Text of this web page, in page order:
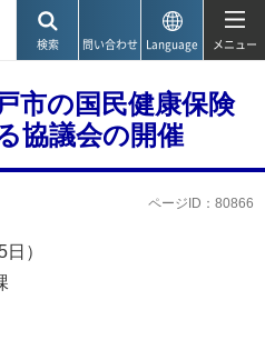
検索 問い合わせ Language メニュー
市の国民健康保険
協議会の開催
ページID：80866
）